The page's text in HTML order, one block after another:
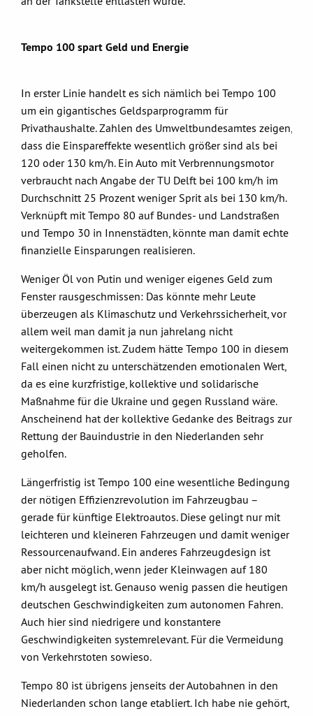
Tempo 100 spart Geld und Energie
In erster Linie handelt es sich nämlich bei Tempo 100
um ein gigantisches Geldsparprogramm für
Privathaushalte. Zahlen des Umweltbundesamtes zeigen,
dass die Einspareffekte wesentlich größer sind als bei
120 oder 130 km/h. Ein Auto mit Verbrennungsmotor
verbraucht nach Angabe der TU Delft bei 100 km/h im
Durchschnitt 25 Prozent weniger Sprit als bei 130 km/h.
Verknüpft mit Tempo 80 auf Bundes- und Landstraßen
und Tempo 30 in Innenstädten, könnte man damit echte
finanzielle Einsparungen realisieren.
Weniger Öl von Putin und weniger eigenes Geld zum
Fenster rausgeschmissen: Das könnte mehr Leute
überzeugen als Klimaschutz und Verkehrssicherheit, vor
allem weil man damit ja nun jahrelang nicht
weitergekommen ist. Zudem hätte Tempo 100 in diesem
Fall einen nicht zu unterschätzenden emotionalen Wert,
da es eine kurzfristige, kollektive und solidarische
Maßnahme für die Ukraine und gegen Russland wäre.
Anscheinend hat der kollektive Gedanke des Beitrags zur
Rettung der Bauindustrie in den Niederlanden sehr
geholfen.
Längerfristig ist Tempo 100 eine wesentliche Bedingung
der nötigen Effizienzrevolution im Fahrzeugbau –
gerade für künftige Elektroautos. Diese gelingt nur mit
leichteren und kleineren Fahrzeugen und damit weniger
Ressourcenaufwand. Ein anderes Fahrzeugdesign ist
aber nicht möglich, wenn jeder Kleinwagen auf 180
km/h ausgelegt ist. Genauso wenig passen die heutigen
deutschen Geschwindigkeiten zum autonomen Fahren.
Auch hier sind niedrigere und konstantere
Geschwindigkeiten systemrelevant. Für die Vermeidung
von Verkehrstoten sowieso.
Tempo 80 ist übrigens jenseits der Autobahnen in den
Niederlanden schon lange etabliert. Ich habe nie gehört,